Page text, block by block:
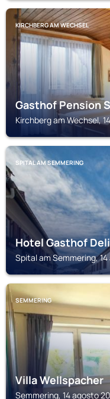
KIRCHBERG AM WECHSEL
Gasthof Pension
Kirchberg am Wechsel,
SPITAL AM SEMMERING
Hotel Gasthof
Spital am Semmering,
SEMMERING
Villa Wellspacher
Semmering, 14 agosto